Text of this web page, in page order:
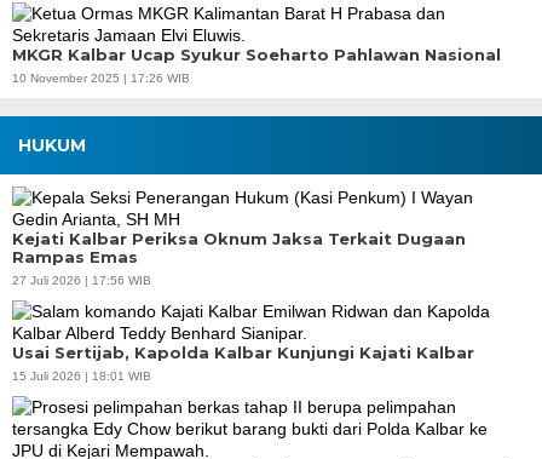
MKGR Kalbar Ucap Syukur Soeharto Pahlawan Nasional
10 November 2025 | 17:26 WIB
HUKUM
Kejati Kalbar Periksa Oknum Jaksa Terkait Dugaan
Rampas Emas
27 Juli 2026 | 17:56 WIB
Usai Sertijab, Kapolda Kalbar Kunjungi Kajati Kalbar
15 Juli 2026 | 18:01 WIB